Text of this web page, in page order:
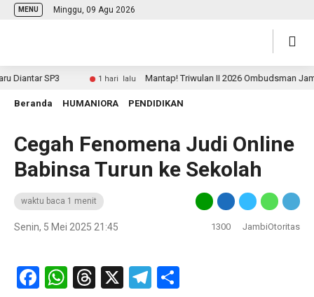
MENU Minggu, 09 Agu 2026
SP3 1 hari lalu Mantap! Triwulan II 2026 Ombudsman Jambi
Beranda HUMANIORA PENDIDIKAN
Cegah Fenomena Judi Online
Babinsa Turun ke Sekolah
waktu baca 1 menit
Senin, 5 Mei 2025 21:45 1300 JambiOtoritas
Facebook
WhatsApp
Threads
X Telegram